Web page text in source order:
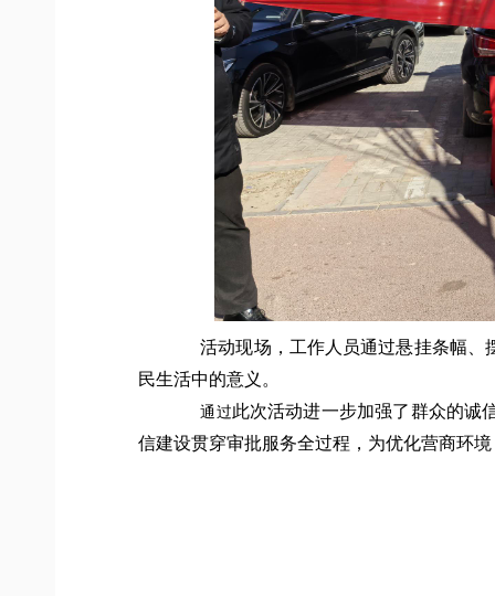
活动现场，工作人员通过悬挂条幅、
民生活中的意义。
通过此次活动进一步加强了群众的诚
信建设贯穿审批服务全过程，为优化营商环